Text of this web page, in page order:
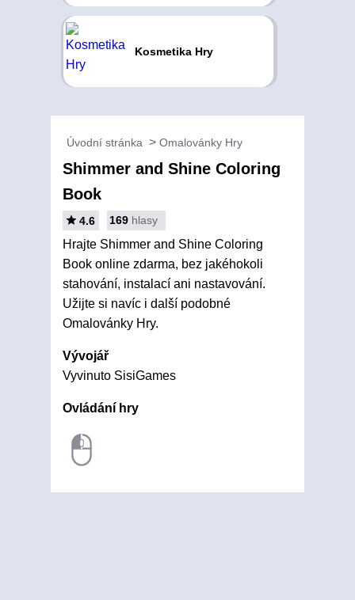
Kosmetika Hry
Úvodní stránka Omalovánky Hry
Shimmer and Shine Coloring
Book
4.6 169 hlasy
Hrajte Shimmer and Shine Coloring
Book online zdarma, bez jakéhokoli
stahování, instalací ani nastavování.
Užijte si navíc i další podobné
Omalovánky Hry.
Vývojář
Vyvinuto SisiGames
Ovládání hry